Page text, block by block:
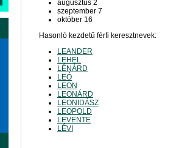
augusztus 2
szeptember 7
október 16
Hasonló kezdetű férfi keresztnevek:
LEANDER
LEHEL
LÉNÁRD
LEÓ
LEON
LEONÁRD
LEONIDÁSZ
LEOPOLD
LEVENTE
LÉVI